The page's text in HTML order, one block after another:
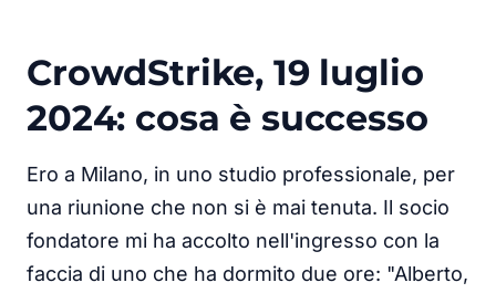
CrowdStrike, 19 luglio
2024: cosa è successo
Ero a Milano, in uno studio professionale, per
una riunione che non si è mai tenuta. Il socio
fondatore mi ha accolto nell'ingresso con la
faccia di uno che ha dormito due ore: "Alberto,